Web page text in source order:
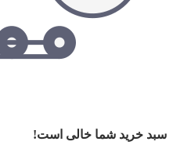
سبد خرید شما خالی است!